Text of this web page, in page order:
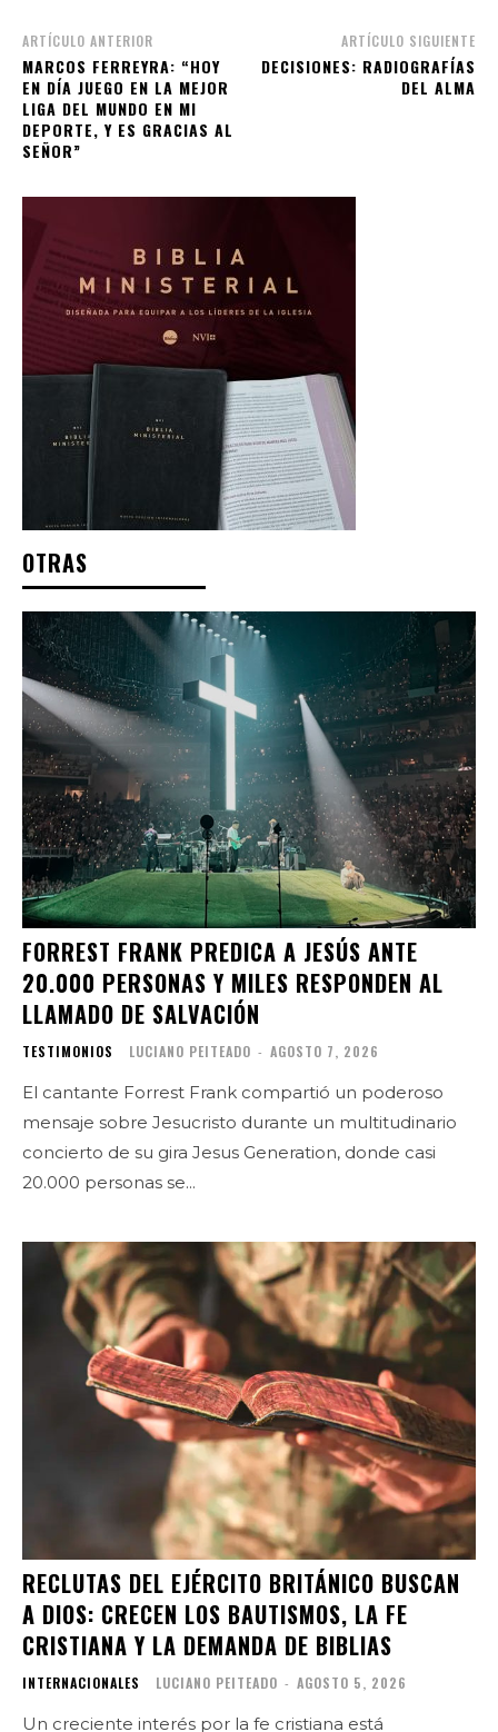
ARTÍCULO ANTERIOR
MARCOS FERREYRA: “HOY
EN DÍA JUEGO EN LA MEJOR
LIGA DEL MUNDO EN MI
DEPORTE, Y ES GRACIAS AL
SEÑOR”
ARTÍCULO SIGUIENTE
DECISIONES: RADIOGRAFÍAS
DEL ALMA
OTRAS
FORREST FRANK PREDICA A JESÚS ANTE
20.000 PERSONAS Y MILES RESPONDEN AL
LLAMADO DE SALVACIÓN
TESTIMONIOS LUCIANO PEITEADO - AGOSTO 7, 2026
El cantante Forrest Frank compartió un poderoso
mensaje sobre Jesucristo durante un multitudinario
concierto de su gira Jesus Generation, donde casi
20.000 personas se...
RECLUTAS DEL EJÉRCITO BRITÁNICO BUSCAN
A DIOS: CRECEN LOS BAUTISMOS, LA FE
CRISTIANA Y LA DEMANDA DE BIBLIAS
INTERNACIONALES LUCIANO PEITEADO - AGOSTO 5, 2026
Un creciente interés por la fe cristiana está